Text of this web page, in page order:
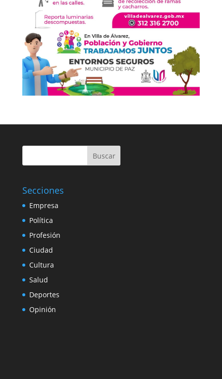
Buscar
Secciones
Empresa
Política
Profesión
Ciudad
Cultura
Salud
Deportes
Opinión